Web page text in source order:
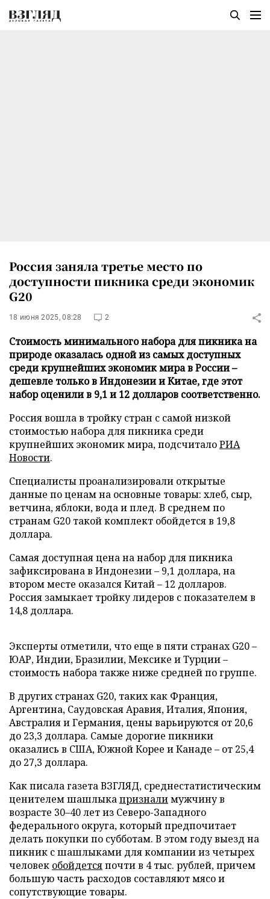
Россия заняла третье место по
доступности пикника среди экономик
G20
18 июня 2025, 08:28 2
Стоимость минимального набора для пикника на
природе оказалась одной из самых доступных
среди крупнейших экономик мира в России –
дешевле только в Индонезии и Китае, где этот
набор оценили в 9,1 и 12 долларов соответственно.
Россия вошла в тройку стран с самой низкой
стоимостью набора для пикника среди
крупнейших экономик мира, подсчиталоРИА
Новости.
Специалисты проанализировали открытые
данные по ценам на основные товары: хлеб, сыр,
ветчина, яблоки, вода и плед. В среднем по
странам G20 такой комплект обойдется в 19,8
доллара.
Самая доступная цена на набор для пикника
зафиксирована в Индонезии – 9,1 доллара, на
втором месте оказался Китай – 12 долларов.
Россия замыкает тройку лидеров с показателем в
14,8 доллара.
Эксперты отметили, что еще в пяти странах G20 –
ЮАР, Индии, Бразилии, Мексике и Турции –
стоимость набора также ниже средней по группе.
В других странах G20, таких как Франция,
Аргентина, Саудовская Аравия, Италия, Япония,
Австралия и Германия, цены варьируются от 20,6
до 23,3 доллара. Самые дорогие пикники
оказались в США, Южной Корее и Канаде – от 25,4
до 27,3 доллара.
Как писала газета ВЗГЛЯД, среднестатистическим
ценителем шашлыкапризналимужчину в
возрасте 30–40 лет из Северо-Западного
федерального округа, который предпочитает
делать покупки по субботам. В этом году выезд на
пикник с шашлыками для компании из четырех
человек обойдетсяпочти в 4 тыс. рублей, причем
большую часть расходов составляют мясо и
сопутствующие товары.